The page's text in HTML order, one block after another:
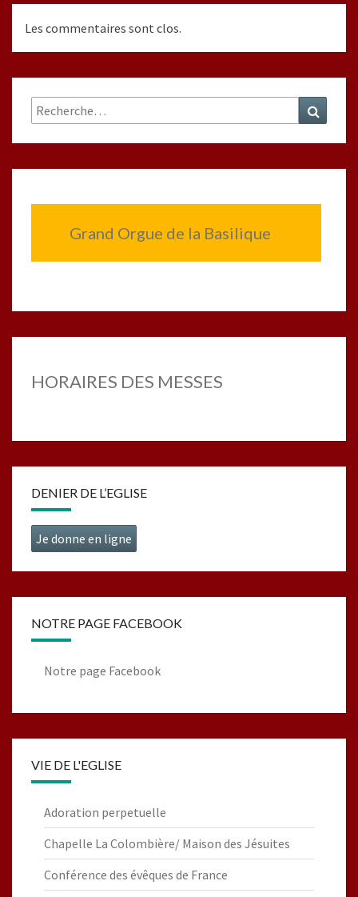
Les commentaires sont clos.
Rechercher :
Grand Orgue de la Basilique
HORAIRES DES MESSES
DENIER DE L’EGLISE
Je donne en ligne
NOTRE PAGE FACEBOOK
Notre page Facebook
VIE DE L'EGLISE
Adoration perpetuelle
Chapelle La Colombière/ Maison des Jésuites
Conférence des évêques de France